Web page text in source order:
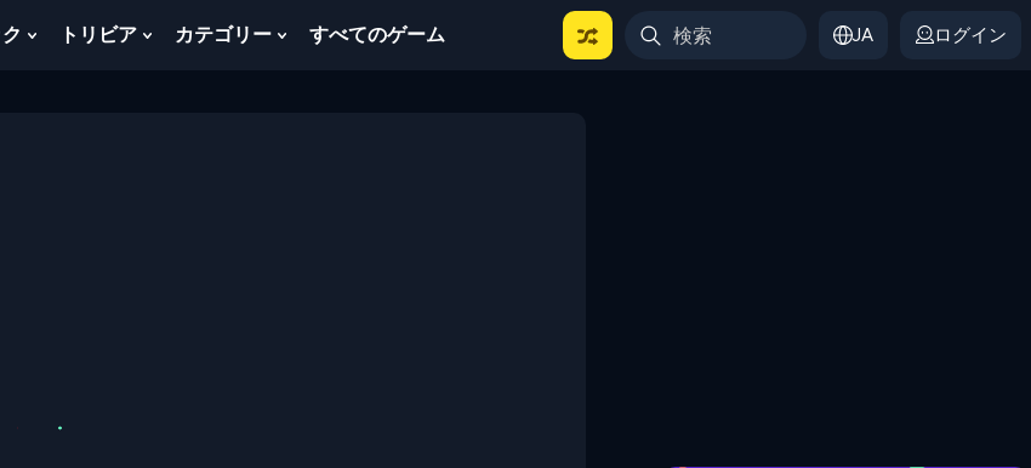
Showトリビア Showカテゴリー Showすべてのゲーム JA ログイン